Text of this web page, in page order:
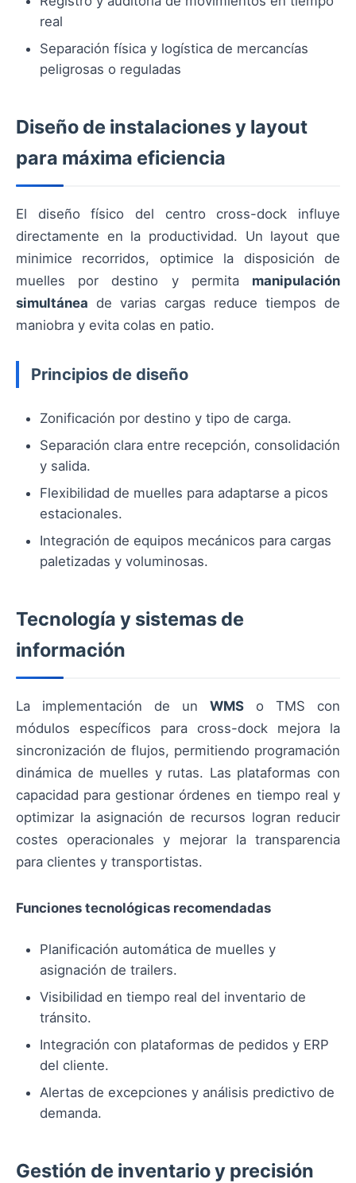
real
Separación física y logística de mercancías
peligrosas o reguladas
Diseño de instalaciones y layout
para máxima eficiencia
El diseño físico del centro cross-dock influye
directamente en la productividad. Un layout que
minimice recorridos, optimice la disposición de
muelles por destino y permita manipulación
simultánea de varias cargas reduce tiempos de
maniobra y evita colas en patio.
Principios de diseño
Zonificación por destino y tipo de carga.
Separación clara entre recepción, consolidación
y salida.
Flexibilidad de muelles para adaptarse a picos
estacionales.
Integración de equipos mecánicos para cargas
paletizadas y voluminosas.
Tecnología y sistemas de
información
La implementación de un WMS o TMS con
módulos específicos para cross-dock mejora la
sincronización de flujos, permitiendo programación
dinámica de muelles y rutas. Las plataformas con
capacidad para gestionar órdenes en tiempo real y
optimizar la asignación de recursos logran reducir
costes operacionales y mejorar la transparencia
para clientes y transportistas.
Funciones tecnológicas recomendadas
Planificación automática de muelles y
asignación de trailers.
Visibilidad en tiempo real del inventario de
tránsito.
Integración con plataformas de pedidos y ERP
del cliente.
Alertas de excepciones y análisis predictivo de
demanda.
Gestión de inventario y precisión